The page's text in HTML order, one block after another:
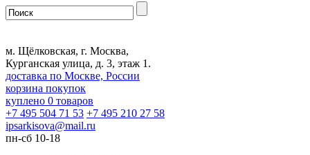
м. Щёлковская, г. Москва,
Курганская улица, д. 3, этаж 1.
доставка по Москве, России
корзина покупок
куплено 0 товаров
+7 495 504 71 53 +7 495 210 27 58
ipsarkisova@mail.ru
пн-сб 10-18